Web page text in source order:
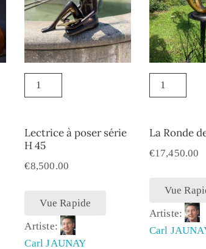
Lectrice à poser série
H 45
€8,500.00
Vue Rapide
Artiste:
Carl JAUNAY
La Ronde
€17,450.00
Vue
Artiste:
Carl